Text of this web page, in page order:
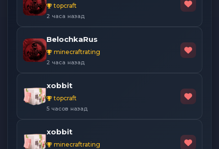
topcraft
2 часа назад
BelochkaRus
minecraftrating
2 часа назад
xobbit
topcraft
5 часов назад
xobbit
minecraftrating